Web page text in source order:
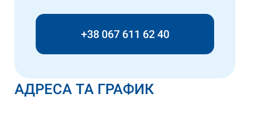
АДРЕСА ТА ГРАФИК
+38 067 611 62 40